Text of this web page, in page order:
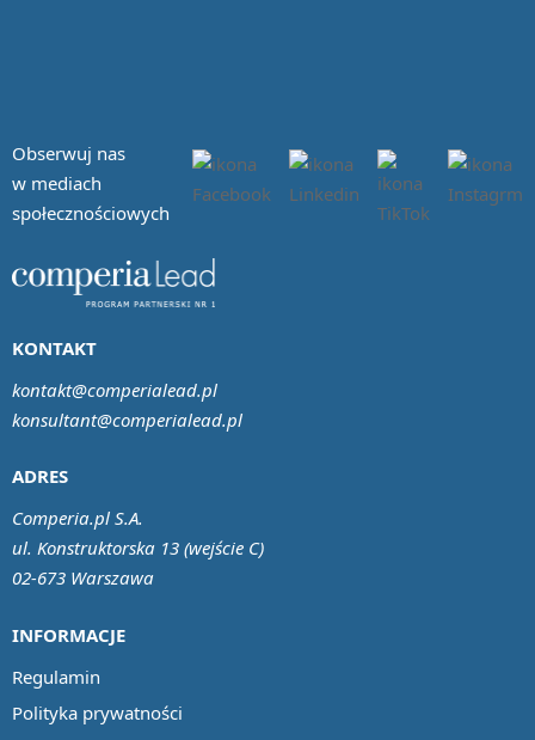
Obserwuj nas
w mediach
społecznościowych
INFORMACJE
Regulamin
Polityka prywatności
ADRES
Comperia.pl S.A.
ul. Konstruktorska 13 (wejście C)
02-673 Warszawa
KONTAKT
kontakt@comperialead.pl
konsultant@comperialead.pl